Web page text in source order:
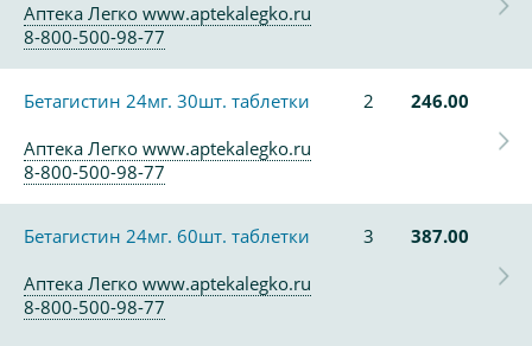
Аптека Легко www.aptekalegko.ru
8-800-500-98-77
Бетагистин 24мг. 30шт. таблетки 2
246.00
Аптека Легко www.aptekalegko.ru
8-800-500-98-77
Бетагистин 24мг. 60шт. таблетки 3
387.00
Аптека Легко www.aptekalegko.ru
8-800-500-98-77